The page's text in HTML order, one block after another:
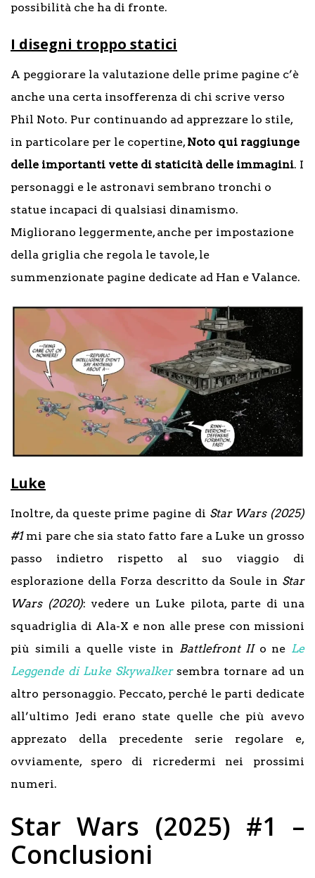
possibilità che ha di fronte.
I disegni troppo statici
A peggiorare la valutazione delle prime pagine c’è
anche una certa insofferenza di chi scrive verso
Phil Noto. Pur continuando ad apprezzare lo stile,
in particolare per le copertine,Noto qui raggiunge
delle importanti vette di staticità delle immagini. I
personaggi e le astronavi sembrano tronchi o
statue incapaci di qualsiasi dinamismo.
Migliorano leggermente, anche per impostazione
della griglia che regola le tavole, le
summenzionate pagine dedicate ad Han e Valance.
Luke
Inoltre, da queste prime pagine di Star Wars (2025)
#1mi pare che sia stato fatto fare a Luke un grosso
passo indietro rispetto al suo viaggio di
esplorazione della Forza descritto da Soule in Star
Wars (2020): vedere un Luke pilota, parte di una
squadriglia di Ala-X e non alle prese con missioni
più simili a quelle viste in Battlefront IIo ne Le
Leggende di Luke Skywalker sembra tornare ad un
altro personaggio. Peccato, perché le parti dedicate
all’ultimo Jedi erano state quelle che più avevo
apprezato della precedente serie regolare e,
ovviamente, spero di ricredermi nei prossimi
numeri.
Star Wars (2025) #1 –
Conclusioni